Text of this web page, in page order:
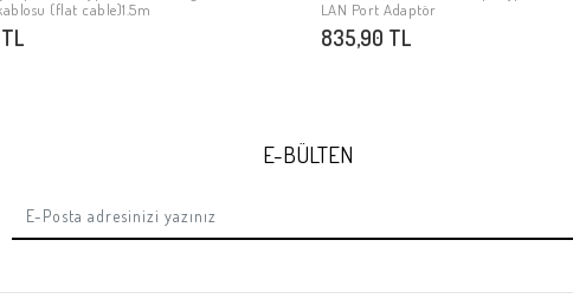
(flat cable)1.5m
LAN Port Adaptör
835,90 TL
E-BÜLTEN